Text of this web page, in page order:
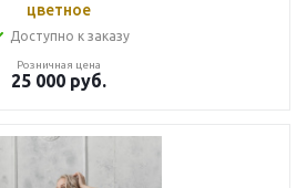
цветное
Доступно к заказу
Розничная цена
25 000 руб.